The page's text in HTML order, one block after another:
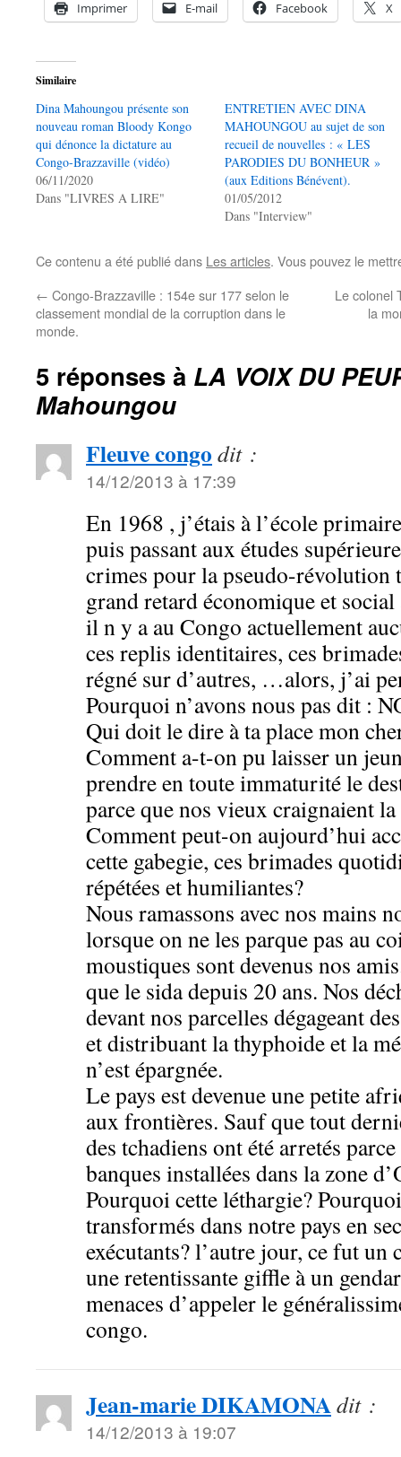
Imprimer E-mail Facebook X
Similaire
Dina Mahoungou présente son
nouveau roman Bloody Kongo
qui dénonce la dictature au
Congo-Brazzaville (vidéo)
06/11/2020
Dans "LIVRES A LIRE"
ENTRETIEN AVEC DINA
MAHOUNGOU au sujet de son
recueil de nouvelles : « LES
PARODIES DU BONHEUR »
(aux Editions Bénévent).
01/05/2012
Dans "Interview"
Ce contenu a été publié dans Les articles. Vous pouvez le
← Congo-Brazzaville : 154e sur 177 selon le
classement mondial de la corruption dans le
monde.
Le colonel
la
5 réponses à LA VOIX DU
Mahoungou
Fleuve congo dit :
14/12/2013 à 17:39
En 1968 , j’étais à l’école
puis passant aux études
crimes pour la pseudo-révolution
grand retard économique et
il n y a au Congo actuellement
ces replis identitaires, ces
régné sur d’autres, …alors, j’ai
Pourquoi n’avons nous pas dit :
Qui doit le dire à ta place mon
Comment a-t-on pu laisser un
prendre en toute immaturité le
parce que nos vieux craignaient
Comment peut-on aujourd’hui
cette gabegie, ces brimades
répétées et humiliantes?
Nous ramassons avec nos mains
lorsque on ne les parque pas au
moustiques sont devenus nos
que le sida depuis 20 ans. Nos
devant nos parcelles dégageant
et distribuant la thyphoide et la
n’est épargnée.
Le pays est devenue une petite
aux frontières. Sauf que tout
des tchadiens ont été arretés
banques installées dans la zone
Pourquoi cette léthargie?
transformés dans notre pays en
exécutants? l’autre jour, ce fut
une retentissante giffle à un
menaces d’appeler le
congo.
Jean-marie DIKAMONAdit :
14/12/2013 à 19:07